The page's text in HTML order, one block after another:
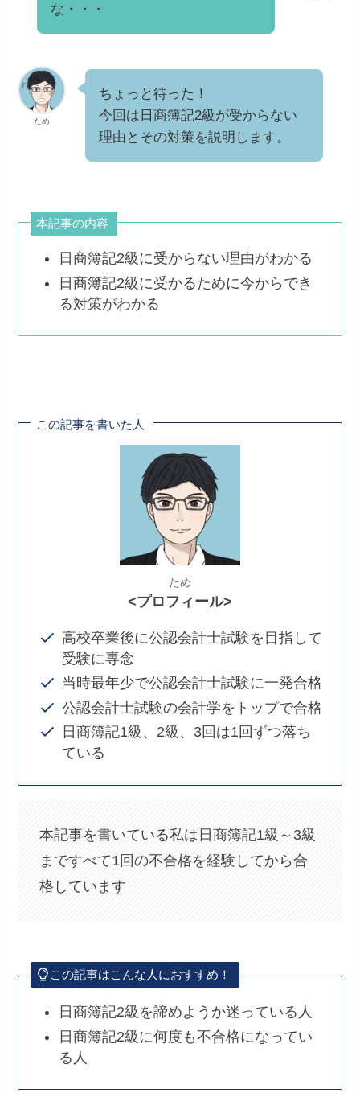
な・・・
ため
ちょっと待った！
今回は日商簿記2級が受からない
理由とその対策を説明します。
本記事の内容
日商簿記2級に受からない理由がわかる
日商簿記2級に受かるために今からでき
る対策がわかる
この記事を書いた人
ため
<プロフィール>
高校卒業後に公認会計士試験を目指して
受験に専念
当時最年少で公認会計士試験に一発合格
公認会計士試験の会計学をトップで合格
日商簿記1級、2級、3回は1回ずつ落ち
ている
本記事を書いている私は日商簿記1級～3級
まですべて1回の不合格を経験してから合
格しています
この記事はこんな人におすすめ！
日商簿記2級を諦めようか迷っている人
日商簿記2級に何度も不合格になってい
る人